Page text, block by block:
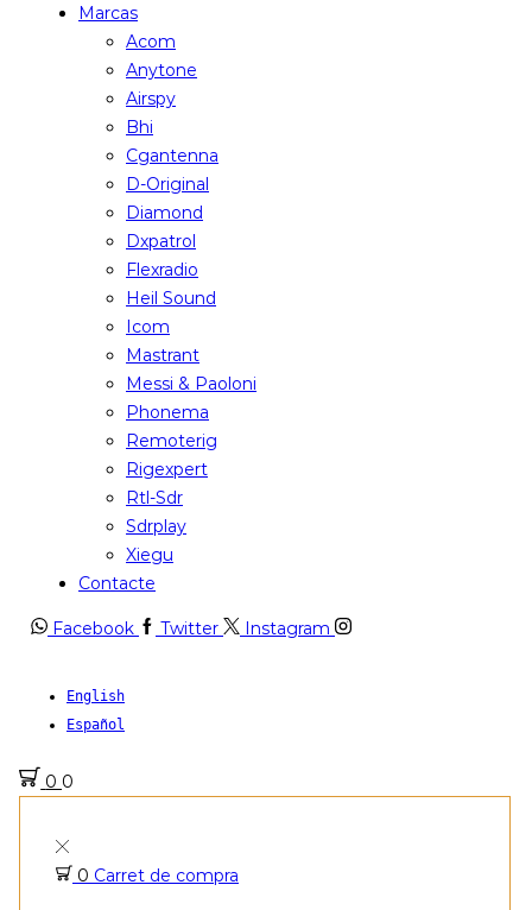
Marcas
Acom
Anytone
Airspy
Bhi
Cgantenna
D-Original
Diamond
Dxpatrol
Flexradio
Heil Sound
Icom
Mastrant
Messi & Paoloni
Phonema
Remoterig
Rigexpert
Rtl-Sdr
Sdrplay
Xiegu
Contacte
Facebook Twitter Instagram
English
Español
0 0
0 Carret de compra